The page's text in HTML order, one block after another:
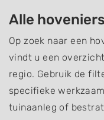
Alle
Op zoek naar een
vindt u een
regio. Gebruik de
specifieke
tuinaanleg of